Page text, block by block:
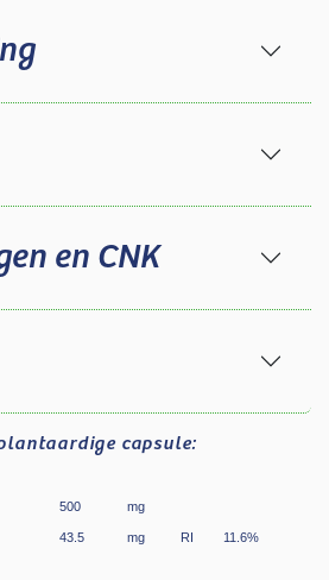
en CNK
capsule:
500 mg
43.5 mg RI 11.6%